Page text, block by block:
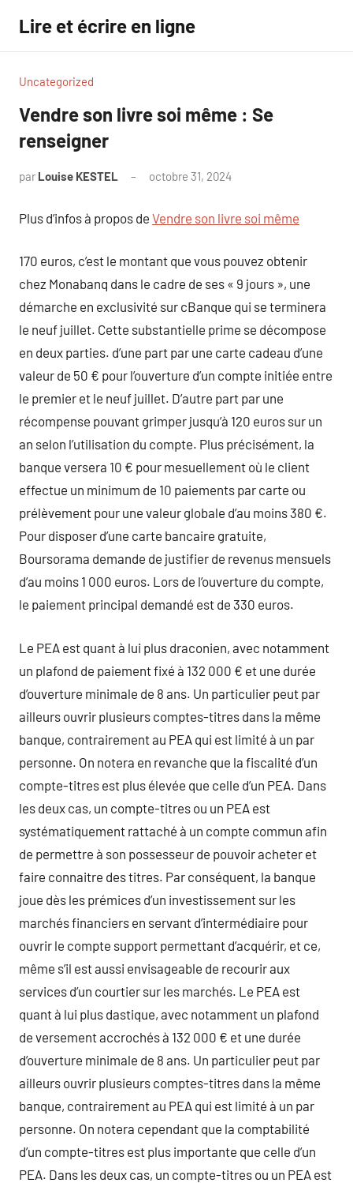
contenu
Lire et écrire en ligne
Uncategorized
Vendre son livre soi même : Se
renseigner
par Louise KESTEL octobre 31, 2024
Plus d’infos à propos de Vendre son livre soi même
170 euros, c’est le montant que vous pouvez obtenir
chez Monabanq dans le cadre de ses « 9 jours », une
démarche en exclusivité sur cBanque qui se terminera
le neuf juillet. Cette substantielle prime se décompose
en deux parties. d’une part par une carte cadeau d’une
valeur de 50 € pour l’ouverture d’un compte initiée entre
le premier et le neuf juillet. D’autre part par une
récompense pouvant grimper jusqu’à 120 euros sur un
an selon l’utilisation du compte. Plus précisément, la
banque versera 10 € pour mesuellement où le client
effectue un minimum de 10 paiements par carte ou
prélèvement pour une valeur globale d’au moins 380 €.
Pour disposer d’une carte bancaire gratuite,
Boursorama demande de justifier de revenus mensuels
d’au moins 1 000 euros. Lors de l’ouverture du compte,
le paiement principal demandé est de 330 euros.
Le PEA est quant à lui plus draconien, avec notamment
un plafond de paiement fixé à 132 000 € et une durée
d’ouverture minimale de 8 ans. Un particulier peut par
ailleurs ouvrir plusieurs comptes-titres dans la même
banque, contrairement au PEA qui est limité à un par
personne. On notera en revanche que la fiscalité d’un
compte-titres est plus élevée que celle d’un PEA. Dans
les deux cas, un compte-titres ou un PEA est
systématiquement rattaché à un compte commun afin
de permettre à son possesseur de pouvoir acheter et
faire connaitre des titres. Par conséquent, la banque
joue dès les prémices d’un investissement sur les
marchés financiers en servant d’intermédiaire pour
ouvrir le compte support permettant d’acquérir, et ce,
même s’il est aussi envisageable de recourir aux
services d’un courtier sur les marchés. Le PEA est
quant à lui plus dastique, avec notamment un plafond
de versement accrochés à 132 000 € et une durée
d’ouverture minimale de 8 ans. Un particulier peut par
ailleurs ouvrir plusieurs comptes-titres dans la même
banque, contrairement au PEA qui est limité à un par
personne. On notera cependant que la comptabilité
d’un compte-titres est plus importante que celle d’un
PEA. Dans les deux cas, un compte-titres ou un PEA est